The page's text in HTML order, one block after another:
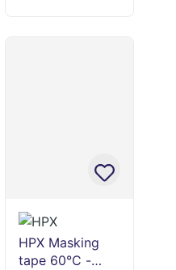
HPX Masking
tape 60°C -